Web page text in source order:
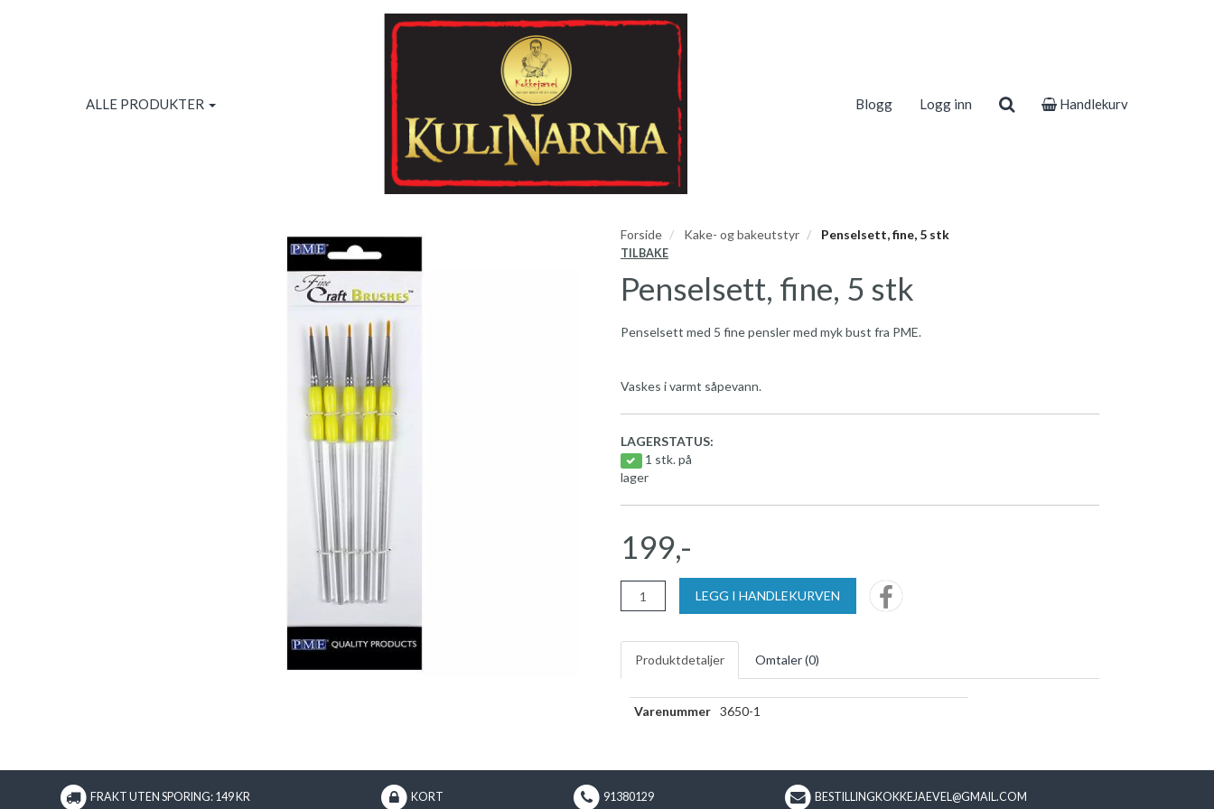
ALLE PRODUKTER Blogg Logg inn Handlekurv
Forside Kake- og bakeutstyr Penselsett, fine, 5 stk
TILBAKE
Penselsett, fine, 5 stk
Penselsett med 5 fine pensler med myk bust fra PME.
Vaskes i varmt såpevann.
LAGERSTATUS:
1 stk. på
lager
199,-
LEGG I HANDLEKURVEN
Produktdetaljer Omtaler (0)
Varenummer 3650-1
FRAKT UTEN SPORING: 149 KR KORT 91380129 BESTILLINGKOKKEJAEVEL@GMAIL.COM